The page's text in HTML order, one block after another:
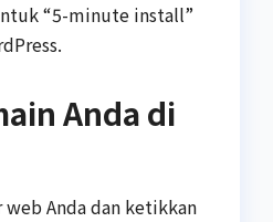
“5-minute install”
Anda di
Anda dan ketikkan